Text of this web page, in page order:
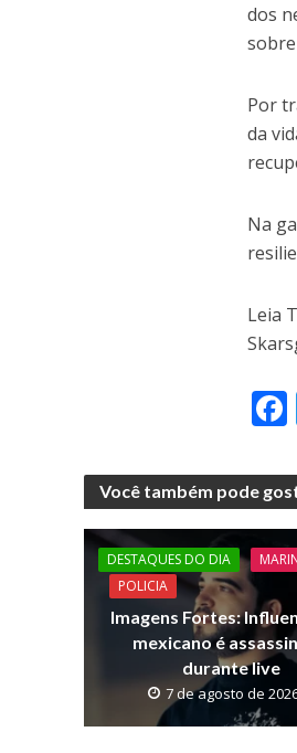
dos
Por
da
Na
Leia
Você também pode
DESTAQUES DO DIA
POLICIA
Imagens Fortes:
mexicano é
durante live
7 de agosto de